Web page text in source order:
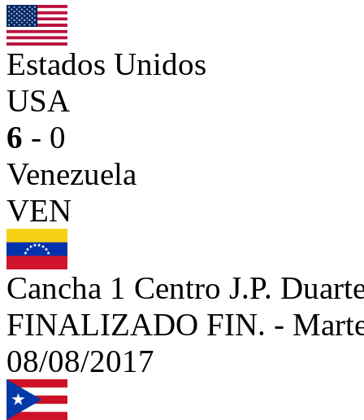
Estados Unidos
USA
6 - 0
Venezuela
VEN
Cancha 1 Centro J.P.
FINALIZADO FIN. -
08/08/2017